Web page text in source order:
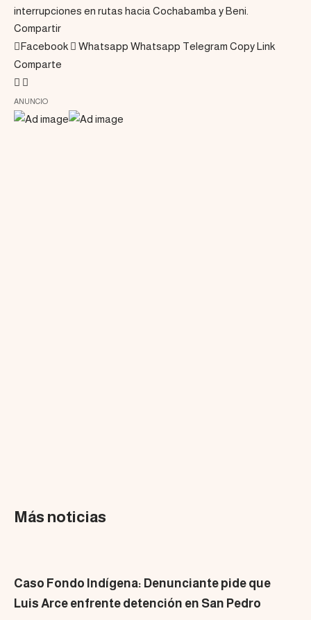
interrupciones en rutas hacia Cochabamba y Beni.
Compartir
Facebook
Whatsapp Whatsapp Telegram Copy Link
Comparte
ANUNCIO
Más noticias
Caso Fondo Indígena: Denunciante pide que
Luis Arce enfrente detención en San Pedro